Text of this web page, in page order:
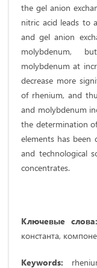
the gel anion
nitric acid leads to
and gel anion
molybdenum,
molybdenum at
decrease more
of rhenium, and
and molybdenum
the determination
elements has been
and technological
concentrates.
Ключевые слова:
константа,
Keywords: